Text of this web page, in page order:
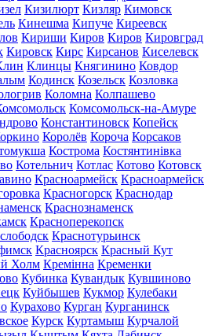
Кизилюрт Кизляр Кимовск
Кинешма Кипуче Киреевск
Кириши Киров Киров Кировград
Кировск Кирс Кирсанов Киселевск
Клинцы Княгинино Ковдор
Кодинск Козельск Козловка
Коломна Колпашево
Комсомольск-на-Амуре
Константиновск Копейск
Королёв Короча Корсаков
Кострома Костянтинівка
Котельнич Котлас Котово Котовск
Красноармейск Красноармейск
Красногорск Краснодар
Краснознаменск
Красноперекопск
Краснотурьинск
Красноярск Красный Кут
Холм Кремінна Кременки
Кубинка Кувандык Кувшиново
Куйбышев Кукмор Кулебаки
Курахово Курган Курганинск
Курск Куртамыш Курчалой